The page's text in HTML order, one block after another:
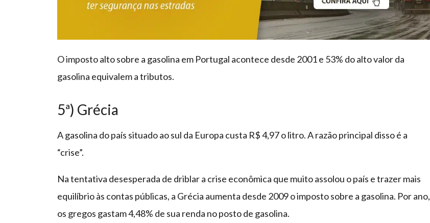
O imposto alto sobre a gasolina em Portugal acontece desde 2001 e 53% do alto valor da
gasolina equivalem a tributos.
5ª) Grécia
A gasolina do país situado ao sul da Europa custa R$ 4,97 o litro. A razão principal disso é a
“crise”.
Na tentativa desesperada de driblar a crise econômica que muito assolou o país e trazer mais
equilíbrio às contas públicas, a Grécia aumenta desde 2009 o imposto sobre a gasolina. Por ano,
os gregos gastam 4,48% de sua renda no posto de gasolina.